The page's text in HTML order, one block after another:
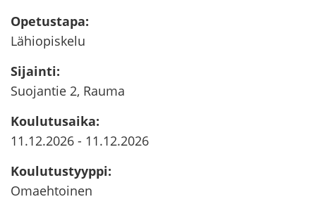
Ope­tus­ta­pa:
Lä­hio­pis­ke­lu
Si­jain­ti:
Suo­jan­tie 2, Rauma
Kou­lu­tusai­ka:
11.12.2026- 11.12.2026
Kou­lu­tus­tyyp­pi:
Omaeh­toi­nen